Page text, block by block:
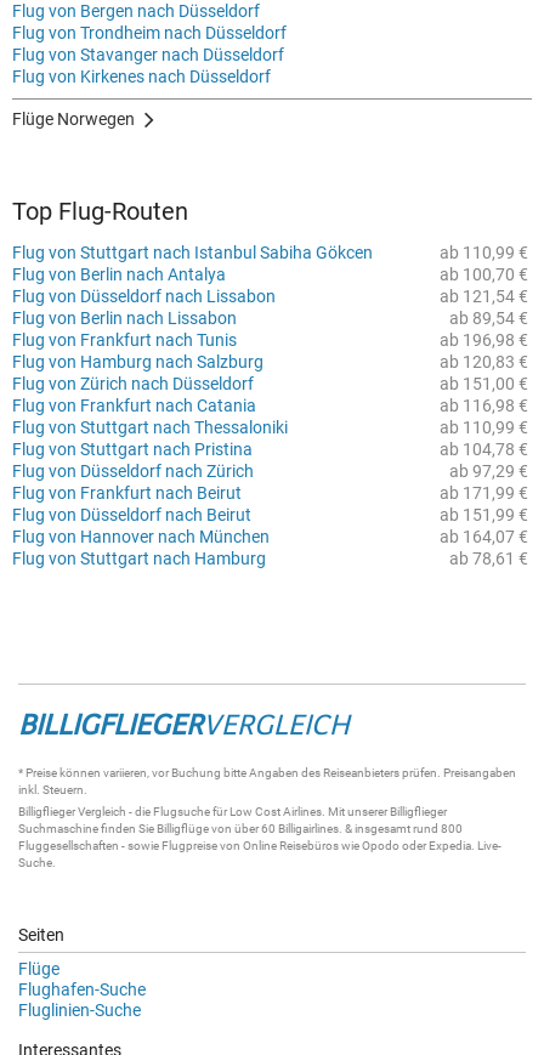
Flug von Bergen nach Düsseldorf
Flug von Trondheim nach Düsseldorf
Flug von Stavanger nach Düsseldorf
Flug von Kirkenes nach Düsseldorf
Flüge Norwegen
Top Flug-Routen
ab 110,99 €
Flug von Stuttgart nach Istanbul Sabiha Gökcen
ab 100,70 €
Flug von Berlin nach Antalya
ab 121,54 €
Flug von Düsseldorf nach Lissabon
ab 89,54 €
Flug von Berlin nach Lissabon
ab 196,98 €
Flug von Frankfurt nach Tunis
ab 120,83 €
Flug von Hamburg nach Salzburg
ab 151,00 €
Flug von Zürich nach Düsseldorf
ab 116,98 €
Flug von Frankfurt nach Catania
ab 110,99 €
Flug von Stuttgart nach Thessaloniki
ab 104,78 €
Flug von Stuttgart nach Pristina
ab 97,29 €
Flug von Düsseldorf nach Zürich
ab 171,99 €
Flug von Frankfurt nach Beirut
ab 151,99 €
Flug von Düsseldorf nach Beirut
ab 164,07 €
Flug von Hannover nach München
ab 78,61 €
Flug von Stuttgart nach Hamburg
BILLIGFLIEGERVERGLEICH
* Preise können variieren, vor Buchung bitte Angaben des Reiseanbieters prüfen. Preisangaben
inkl. Steuern.
BilligfliegerVergleich - die Flugsuchefür Low Cost Airlines. Mit unsererBilligflieger
Suchmaschinefinden Sie Billigflügevon über 60 Billigairlines . & insgesamt rund 800
Fluggesellschaften - sowie Flugpreise von Online Reisebüros wie Opodo oder Expedia. Live-
Suche
Seiten
Flüge
Flughafen-Suche
Fluglinien-Suche
Interessantes